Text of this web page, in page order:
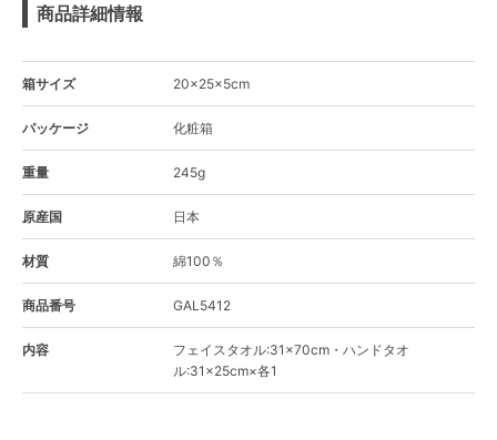
商品詳細情報
箱サイズ 20×25×5cm
パッケージ 化粧箱
重量 245g
原産国 日本
材質 綿100％
商品番号 GAL5412
内容
フェイスタオル:31×70cm・ハンドタオ
ル:31×25cm×各1